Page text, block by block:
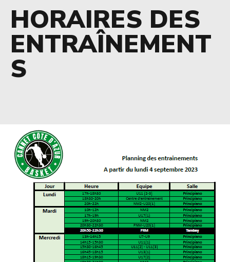
HORAIRES DES
ENTRAÎNEMENT
S